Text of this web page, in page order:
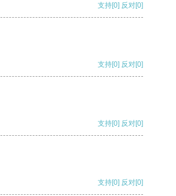
支持[0] 反对[0]
支持[0] 反对[0]
支持[0] 反对[0]
支持[0] 反对[0]